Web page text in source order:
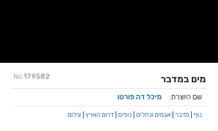
No.179582 מים במדבר
שם היוצרת: מיכל דה פורטו
נוף מדבר אגמים ונחלים נופים דרום הארץ צילום